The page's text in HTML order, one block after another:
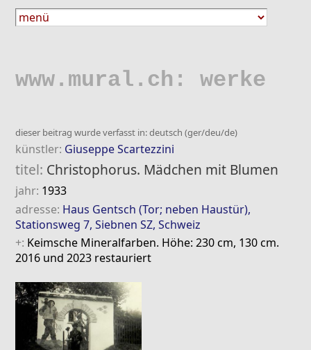
www.mural.ch: werke
dieser beitrag wurde verfasst in: deutsch (ger/deu/de)
künstler: Giuseppe Scartezzini
titel: Christophorus. Mädchen mit Blumen
jahr: 1933
adresse: Haus Gentsch (Tor; neben Haustür),
Stationsweg 7, Siebnen SZ, Schweiz
+: Keimsche Mineralfarben. Höhe: 230 cm, 130 cm.
2016 und 2023 restauriert